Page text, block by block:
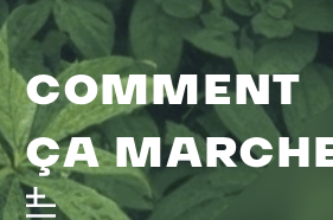
COMMENT
ÇA